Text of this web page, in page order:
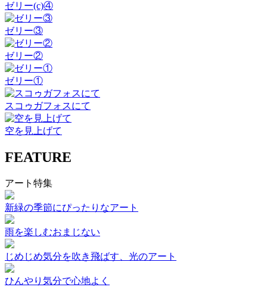
ゼリー(c)④
ゼリー③
ゼリー②
ゼリー①
スコゥガフォスにて
空を見上げて
FEATURE
アート特集
新緑の季節にぴったりなアート
雨を楽しむおまじない
じめじめ気分を吹き飛ばす、光のアート
ひんやり気分で心地よく